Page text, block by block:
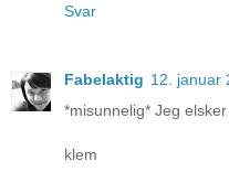
Svar
Fabelaktig 12. januar
*misunnelig* Jeg
klem